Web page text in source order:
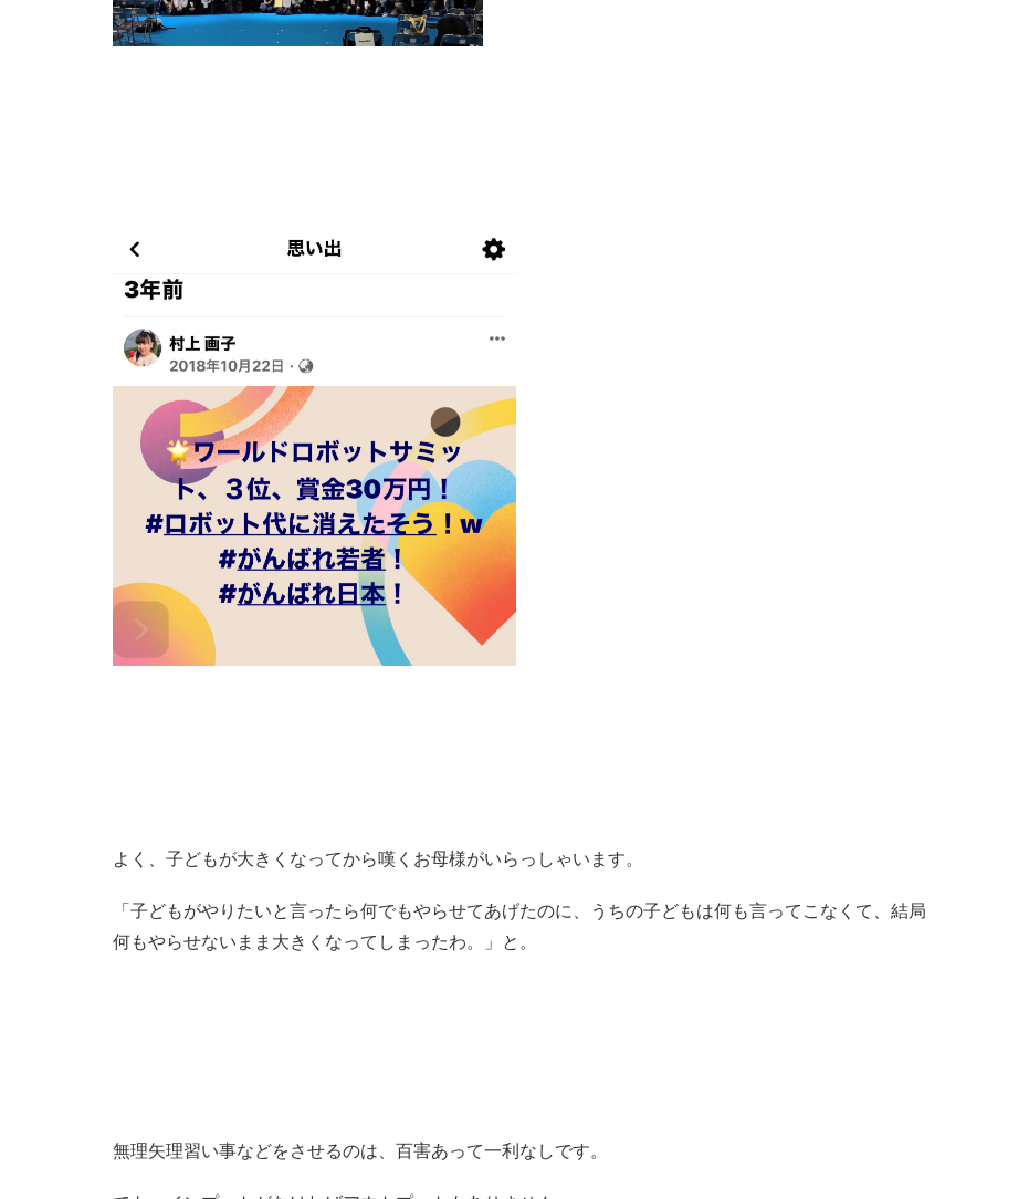
よく、子どもが大きくなってから嘆くお母様がいらっしゃいます。
「子どもがやりたいと言ったら何でもやらせてあげたのに、うちの子どもは何も言ってこなくて、結局
何もやらせないまま大きくなってしまったわ。」と。
無理矢理習い事などをさせるのは、百害あって一利なしです。